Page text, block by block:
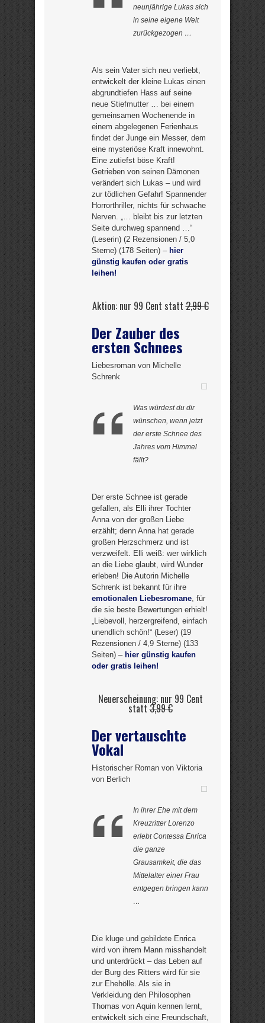
neunjährige Lukas sich
in seine eigene Welt
zurückgezogen …
Als sein Vater sich neu verliebt,
entwickelt der kleine Lukas einen
abgrundtiefen Hass auf seine
neue Stiefmutter … bei einem
gemeinsamen Wochenende in
einem abgelegenen Ferienhaus
findet der Junge ein Messer, dem
eine mysteriöse Kraft innewohnt.
Eine zutiefst böse Kraft!
Getrieben von seinen Dämonen
verändert sich Lukas – und wird
zur tödlichen Gefahr! Spannender
Horrorthriller, nichts für schwache
Nerven. „… bleibt bis zur letzten
Seite durchweg spannend …“
(Leserin) (2 Rezensionen / 5,0
Sterne) (178 Seiten) – hier
günstig kaufen oder gratis
leihen!
Aktion: nur 99 Cent statt2,99 €
Der Zauber des
ersten Schnees
Liebesroman von Michelle
Schrenk
Was würdest du dir
wünschen, wenn jetzt
der erste Schnee des
Jahres vom Himmel
fällt?
Der erste Schnee ist gerade
gefallen, als Elli ihrer Tochter
Anna von der großen Liebe
erzählt; denn Anna hat gerade
großen Herzschmerz und ist
verzweifelt. Elli weiß: wer wirklich
an die Liebe glaubt, wird Wunder
erleben! Die Autorin Michelle
Schrenk ist bekannt für ihre
emotionalen Liebesromane, für
die sie beste Bewertungen erhielt!
„Liebevoll, herzergreifend, einfach
unendlich schön!“ (Leser) (19
Rezensionen / 4,9 Sterne) (133
Seiten) – hier günstig kaufen
oder gratis leihen!
Neuerscheinung: nur 99 Cent
statt3,99 €
Der vertauschte
Vokal
Historischer Roman von Viktoria
von Berlich
In ihrer Ehe mit dem
Kreuzritter Lorenzo
erlebt Contessa Enrica
die ganze
Grausamkeit, die das
Mittelalter einer Frau
entgegen bringen kann
…
Die kluge und gebildete Enrica
wird von ihrem Mann misshandelt
und unterdrückt – das Leben auf
der Burg des Ritters wird für sie
zur Ehehölle. Als sie in
Verkleidung den Philosophen
Thomas von Aquin kennen lernt,
entwickelt sich eine Freundschaft,